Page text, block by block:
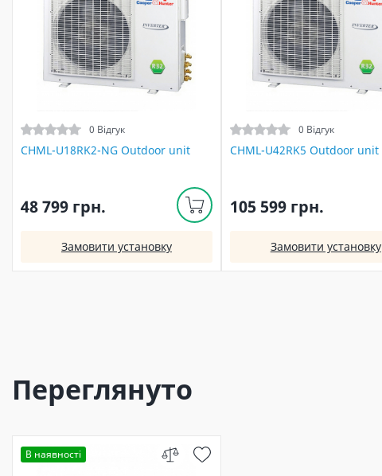
0 Відгук
CHML-U18RK2-NG Outdoor unit
48 799 грн.
Замовити установку
0 Відгук
CHML-U42RK5 Outdoor unit
105 599 грн.
Замовити установку
Переглянуто
В наявності